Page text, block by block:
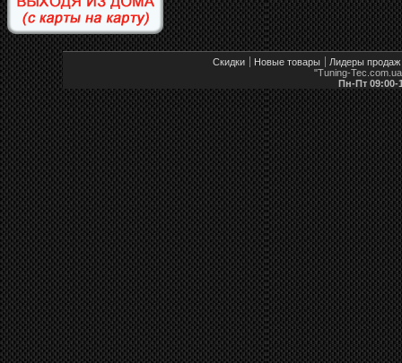
Скидки Новые товары
Лидеры продаж
"Tuning-
Пн-Пт 09:00-